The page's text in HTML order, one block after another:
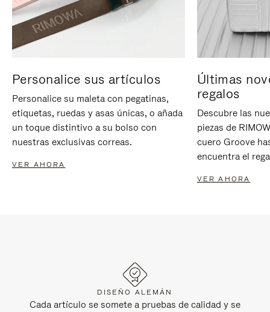
Personalice sus artículos
Personalice su maleta con pegatinas,
etiquetas, ruedas y asas únicas, o añada
un toque distintivo a su bolso con
nuestras exclusivas correas.
VER AHORA
Últimas
regalos
Descubre las
piezas de
cuero Groove
encuentra el
VER AHORA
DISEÑO ALEMÁN
Cada artículo se somete a pruebas de calidad y se